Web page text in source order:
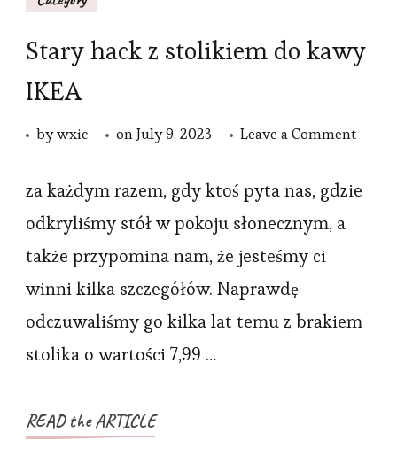
Stary hack z stolikiem do kawy
IKEA
bywxic onJuly 9, 2023 Leave a Commenton
hack
IKEA
za każdym razem, gdy ktoś pyta nas, gdzie
odkryliśmy stół w pokoju słonecznym, a
także przypomina nam, że jesteśmy ci
winni kilka szczegółów. Naprawdę
odczuwaliśmy go kilka lat temu z brakiem
stolika o wartości 7,99 …
READ the ARTICLE